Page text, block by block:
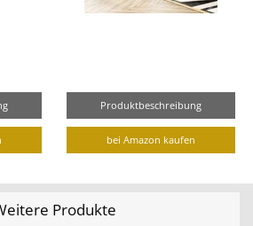
Produktbeschreibung
bei Amazon kaufen
Produkte